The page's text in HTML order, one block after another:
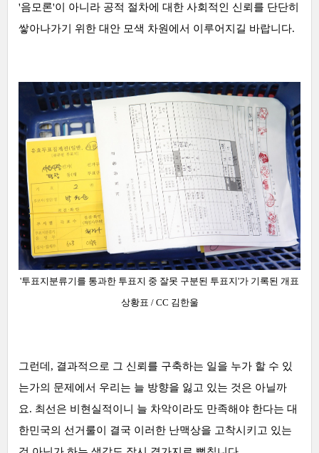
'음모론'이 아니라 공적 절차에 대한 사회적인 신뢰를 단단히
쌓아나가기 위한 대안 모색 차원에서 이루어지길 바랍니다.
'투표지분류기를 통과한 투표지 중 잘못 구분된 투표지'가 기록된 개표
상황표 / CC 김한울
그런데, 결과적으로 그 신뢰를 구축하는 일을 누가 할 수 있
는가의 문제에서 우리는 늘 방향을 잃고 있는 것은 아닐까
요. 최선은 비현실적이니 늘 차악이라도 만족해야 한다는 대
한민국의 선거룰이 결국 이러한 난맥상을 고착시키고 있는